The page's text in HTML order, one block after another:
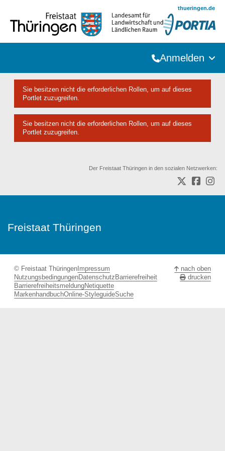
thueringen.de
Anmelden
Sie besitzen nicht die erforderlichen Rollen, um auf dieses
Portlet zuzugreifen.
Sie besitzen nicht die erforderlichen Rollen, um auf dieses
Portlet zuzugreifen.
Der Freistaat Thüringen in den sozialen Netzwerken:
Freistaat Thüringen
© Freistaat Thüringen Impressum
NutzungsbedingungenDatenschutz Barrierefreiheit
BarrierefreiheitsmeldungNetiquette
MarkenhandbuchOnline-StyleguideSuche
nach oben
drucken